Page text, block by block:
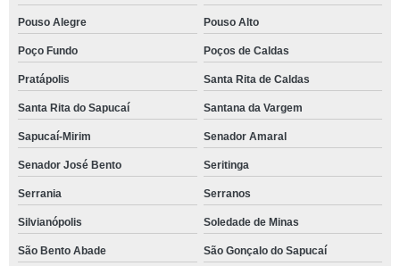
Pouso Alegre Pouso Alto
Poço Fundo Poços de Caldas
Pratápolis Santa Rita de Caldas
Santa Rita do Sapucaí Santana da Vargem
Sapucaí-Mirim Senador Amaral
Senador José Bento Seritinga
Serrania Serranos
Silvianópolis Soledade de Minas
São Bento Abade São Gonçalo do Sapucaí